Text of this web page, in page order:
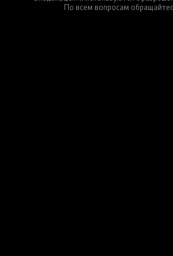
По всем вопросам